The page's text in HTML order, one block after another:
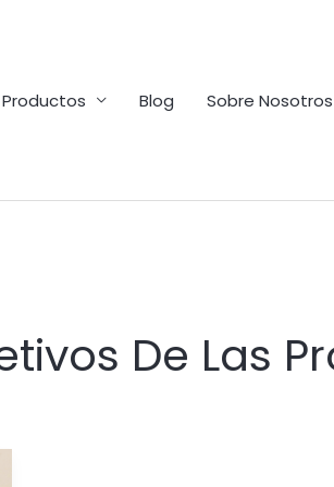
Productos
Blog Sobre Nosotros
De Las